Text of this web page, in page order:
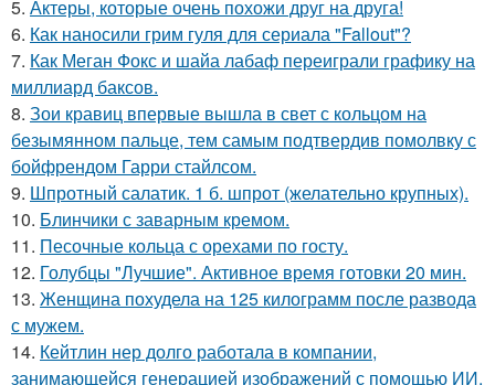
5. Актеры, которые очень похожи друг на друга!
6. Как наносили грим гуля для сериала "Fallout"?
7. Как Меган Фокс и шайа лабаф переиграли графику на
миллиард баксов.
8. Зои кравиц впервые вышла в свет с кольцом на
безымянном пальце, тем самым подтвердив помолвку с
бойфрендом Гарри стайлсом.
9. Шпротный салатик. 1 б. шпрот (желательно крупных).
10. Блинчики с заварным кремом.
11. Песочные кольца с орехами по госту.
12. Голубцы "Лучшие". Активное время готовки 20 мин.
13. Женщина похудела на 125 килограмм после развода
с мужем.
14. Кейтлин нер долго работала в компании,
занимающейся генерацией изображений с помощью ИИ.